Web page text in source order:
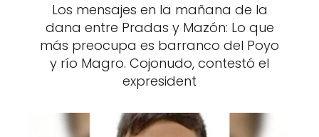
Los mensajes en la mañana de la
dana entre Pradas y Mazón: Lo que
más preocupa es barranco del Poyo
y río Magro. Cojonudo, contestó el
expresident